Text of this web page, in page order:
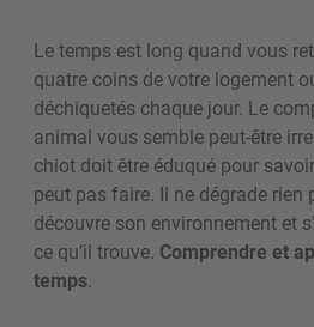
Le temps est long quand vous
quatre coins de votre logement
déchiquetés chaque jour. Le
animal vous semble peut-être
chiot doit être éduqué pour
peut pas faire. Il ne dégrade rien
découvre son environnement et
ce qu’il trouve. Comprendre et
temps.